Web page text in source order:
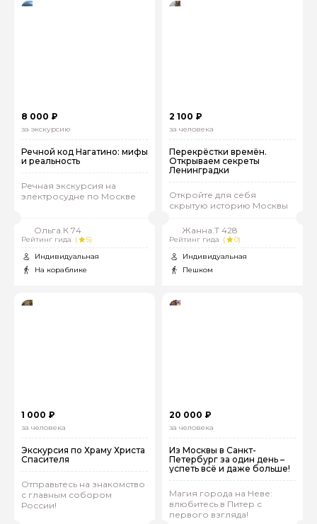
8 000 ₽
за экскурсию
Речной код Нагатино: мифы
и реальность
Речная экскурсия на
электросудне по Москве
Ольга.К 74
Рейтинг гида (
5)
Индивидуальная
На кораблике
2 100 ₽
за человека
Перекрёстки времён.
Открываем секреты
Ленинградки
Откройте для себя
скрытую историю Москвы
Жанна.Т 428
Рейтинг гида (
0)
Индивидуальная
Пешком
1 000 ₽
за человека
Экскурсия по Храму Христа
Спасителя
Отправьтесь на знакомство
с главным собором
России!
20 000 ₽
за человека
Из Москвы в Санкт-
Петербург за один день –
успеть всё и даже больше!
Магия города на Неве:
влюбитесь в Питер с
первого взгляда!
Задайте свой вопрос гиду
Ваш номер телефона
Вопросы и комментарии
Если у вас есть интересующие вопросы, можете их
задать